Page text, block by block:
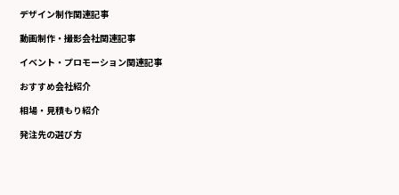
デザイン制作関連記事
動画制作・撮影会社関連記事
イベント・プロモーション関連記事
おすすめ会社紹介
相場・見積もり紹介
発注先の選び方